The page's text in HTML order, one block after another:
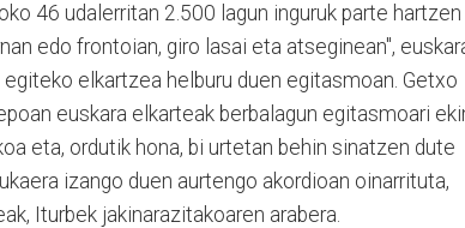
46 udalerritan 2.500 lagun inguruk parte hartzen
edo frontoian, giro lasai eta atseginean",
elkartzea helburu duen egitasmoan. Getxo
euskara elkarteak berbalagun egitasmoari
eta, ordutik hona, bi urtetan behin sinatzen dute
izango duen aurtengo akordioan oinarrituta,
Iturbek jakinarazitakoaren arabera.